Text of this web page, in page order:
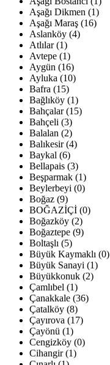
Aşağı Dikmen (1)
Aşağı Maraş (16)
Aslanköy (4)
Atlılar (1)
Avtepe (1)
Aygün (16)
Ayluka (10)
Bafra (15)
Bağlıköy (1)
Bahçalar (15)
Bahçeli (3)
Balalan (2)
Balıkesir (4)
Baykal (6)
Bellapais (3)
Beşparmak (1)
Beylerbeyi (0)
Boğaz (9)
BOĞAZİÇİ (0)
Boğazköy (2)
Boğaztepe (9)
Boltaşlı (5)
Büyük Kaymaklı (0)
Büyük Sanayi (1)
Büyükkonuk (2)
Çamlıbel (1)
Çanakkale (36)
Çatalköy (8)
Çayırova (17)
Çayönü (1)
Cengizköy (0)
Cihangir (1)